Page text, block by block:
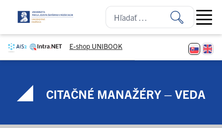
E-shop UNIBOOK
Open
CITAČNÉ MANAŽÉRY – VEDA